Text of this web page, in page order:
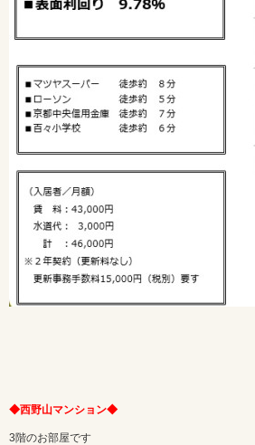
◆西野山マンション◆
3階のお部屋です